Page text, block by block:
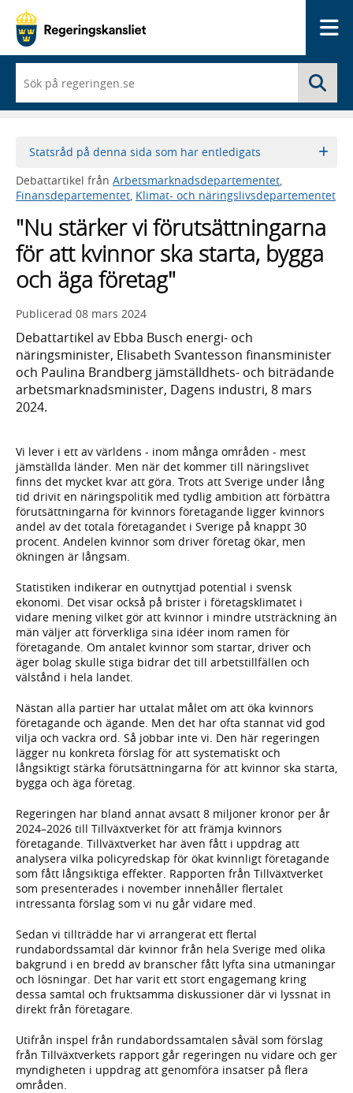
du
börjar
skriva
framträder
lista
med
sökförslag
Statsråd på denna sida som har entledigats
Debattartikel från Arbetsmarknadsdepartementet
Finansdepartementet Klimat- och näringslivsdepartementet
"Nu stärker vi förutsättningarna
för att kvinnor ska starta, bygga
och äga företag"
Publicerad 08 mars 2024
Debattartikel av Ebba Busch energi- och
näringsminister, Elisabeth Svantesson finansminister
och Paulina Brandberg jämställdhets- och biträdande
arbetsmarknadsminister, Dagens industri, 8 mars
2024.
Vi lever i ett av världens - inom många områden - mest
jämställda länder. Men när det kommer till näringslivet
finns det mycket kvar att göra. Trots att Sverige under lång
tid drivit en näringspolitik med tydlig ambition att förbättra
förutsättningarna för kvinnors företagande ligger kvinnors
andel av det totala företagandet i Sverige på knappt 30
procent. Andelen kvinnor som driver företag ökar, men
ökningen är långsam.
Statistiken indikerar en outnyttjad potential i svensk
ekonomi. Det visar också på brister i företagsklimatet i
vidare mening vilket gör att kvinnor i mindre utsträckning än
män väljer att förverkliga sina idéer inom ramen för
företagande. Om antalet kvinnor som startar, driver och
äger bolag skulle stiga bidrar det till arbetstillfällen och
välstånd i hela landet.
Nästan alla partier har uttalat målet om att öka kvinnors
företagande och ägande. Men det har ofta stannat vid god
vilja och vackra ord. Så jobbar inte vi. Den här regeringen
lägger nu konkreta förslag för att systematiskt och
långsiktigt stärka förutsättningarna för att kvinnor ska starta,
bygga och äga företag.
Regeringen har bland annat avsatt 8 miljoner kronor per år
2024–2026 till Tillväxtverket för att främja kvinnors
företagande. Tillväxtverket har även fått i uppdrag att
analysera vilka policyredskap för ökat kvinnligt företagande
som fått långsiktiga effekter. Rapporten från Tillväxtverket
som presenterades i november innehåller flertalet
intressanta förslag som vi nu går vidare med.
Sedan vi tillträdde har vi arrangerat ett flertal
rundabordssamtal där kvinnor från hela Sverige med olika
bakgrund i en bredd av branscher fått lyfta sina utmaningar
och lösningar. Det har varit ett stort engagemang kring
dessa samtal och fruktsamma diskussioner där vi lyssnat in
direkt från företagare.
Utifrån inspel från rundabordssamtalen såväl som förslag
från Tillväxtverkets rapport går regeringen nu vidare och ger
myndigheten i uppdrag att genomföra insatser på flera
områden.